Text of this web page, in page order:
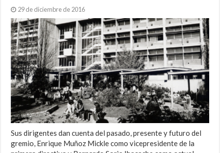
29 de diciembre de 2016
Sus dirigentes dan cuenta del pasado, presente y futuro del
gremio, Enrique Muñoz Mickle como vicepresidente de la